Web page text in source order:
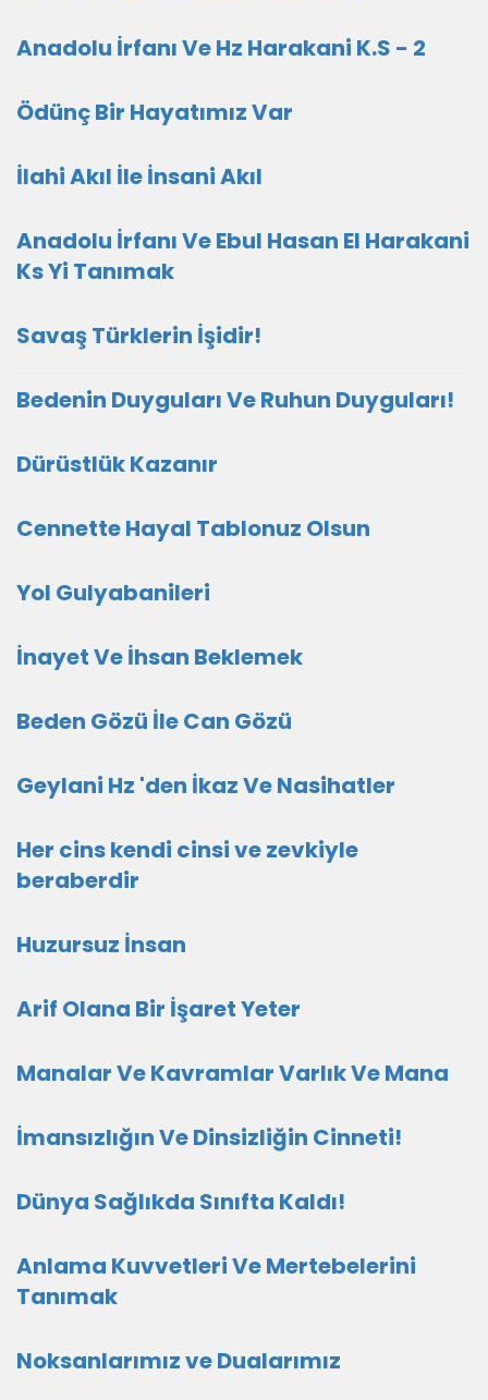
Anadolu İrfanı Ve Hz Harakani K.S - 2
Ödünç Bir Hayatımız Var
İlahi Akıl İle İnsani Akıl
Anadolu İrfanı Ve Ebul Hasan El Harakani
Ks Yi Tanımak
Savaş Türklerin İşidir!
Bedenin Duyguları Ve Ruhun Duyguları!
Dürüstlük Kazanır
Cennette Hayal Tablonuz Olsun
Yol Gulyabanileri
İnayet Ve İhsan Beklemek
Beden Gözü İle Can Gözü
Geylani Hz 'den İkaz Ve Nasihatler
Her cins kendi cinsi ve zevkiyle
beraberdir
Huzursuz İnsan
Arif Olana Bir İşaret Yeter
Manalar Ve Kavramlar Varlık Ve Mana
İmansızlığın Ve Dinsizliğin Cinneti!
Dünya Sağlıkda Sınıfta Kaldı!
Anlama Kuvvetleri Ve Mertebelerini
Tanımak
Noksanlarımız ve Dualarımız